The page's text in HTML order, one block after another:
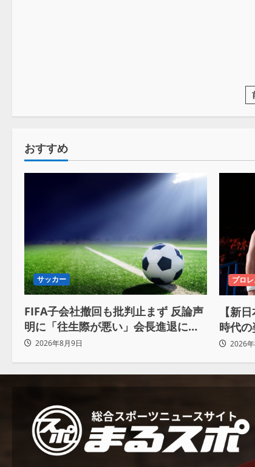
おすすめ
サッカー
FIFA子会社撤回も批判止まず 反論声
明に「往生際が悪い」会長進退に注
目 2026年8月9日
プロ
【新
時代
おかげ
2026